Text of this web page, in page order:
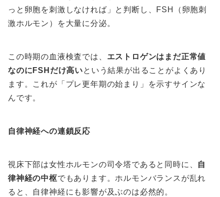
っと卵胞を刺激しなければ」と判断し、FSH（卵胞刺
激ホルモン）を大量に分泌。
この時期の血液検査では、 エストロゲンはまだ正常値
なのにFSHだけ高いという結果が出ることがよくあり
ます。これが「プレ更年期の始まり」を示すサインな
んです。
自律神経への連鎖反応
視床下部は女性ホルモンの司令塔であると同時に、 自
律神経の中枢でもあります。ホルモンバランスが乱れ
ると、自律神経にも影響が及ぶのは必然的。